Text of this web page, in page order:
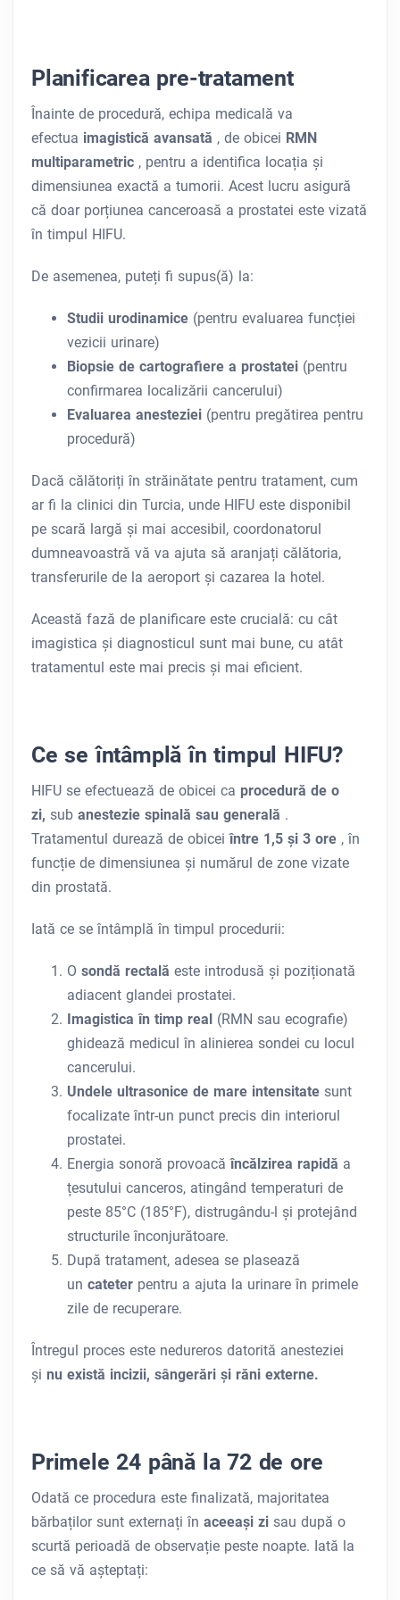
Planificarea pre-tratament
Înainte de procedură, echipa medicală va
efectua imagistică avansată , de obicei RMN
multiparametric , pentru a identifica locația și
dimensiunea exactă a tumorii. Acest lucru asigură
că doar porțiunea canceroasă a prostatei este vizată
în timpul HIFU.
De asemenea, puteți fi supus(ă) la:
Studii urodinamice (pentru evaluarea funcției
vezicii urinare)
Biopsie de cartografiere a prostatei (pentru
confirmarea localizării cancerului)
Evaluarea anesteziei (pentru pregătirea pentru
procedură)
Dacă călătoriți în străinătate pentru tratament, cum
ar fi la clinici din Turcia, unde HIFU este disponibil
pe scară largă și mai accesibil, coordonatorul
dumneavoastră vă va ajuta să aranjați călătoria,
transferurile de la aeroport și cazarea la hotel.
Această fază de planificare este crucială: cu cât
imagistica și diagnosticul sunt mai bune, cu atât
tratamentul este mai precis și mai eficient.
Ce se întâmplă în timpul HIFU?
HIFU se efectuează de obicei ca procedură de o
zi, sub anestezie spinală sau generală .
Tratamentul durează de obiceiîntre 1,5 și 3 ore , în
funcție de dimensiunea și numărul de zone vizate
din prostată.
Iată ce se întâmplă în timpul procedurii:
O sondă rectală este introdusă și poziționată
adiacent glandei prostatei.
Imagistica în timp real (RMN sau ecografie)
ghidează medicul în alinierea sondei cu locul
cancerului.
Undele ultrasonice de mare intensitate sunt
focalizate într-un punct precis din interiorul
prostatei.
Energia sonoră provoacăîncălzirea rapidă a
țesutului canceros, atingând temperaturi de
peste 85°C (185°F), distrugându-l și protejând
structurile înconjurătoare.
După tratament, adesea se plasează
un cateter pentru a ajuta la urinare în primele
zile de recuperare.
Întregul proces este nedureros datorită anesteziei
și nu există incizii, sângerări și răni externe.
Primele 24 până la 72 de ore
Odată ce procedura este finalizată, majoritatea
bărbaților sunt externați în aceeași zi sau după o
scurtă perioadă de observație peste noapte. Iată la
ce să vă așteptați: